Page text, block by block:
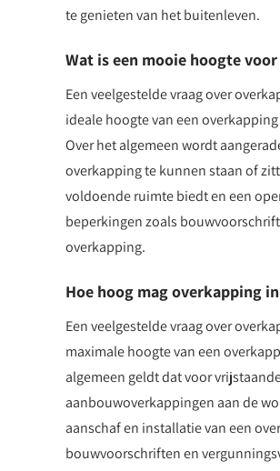
te genieten van het buitenleven.
Wat is een mooie hoogte
Een veelgestelde vraag over
ideale hoogte van een
Over het algemeen wordt
overkapping te kunnen staan of
voldoende ruimte biedt en een
beperkingen zoals
overkapping.
Hoe hoog mag overkapping
Een veelgestelde vraag over
maximale hoogte van een
algemeen geldt dat voor
aanbouwoverkappingen aan de
aanschaf en installatie van een
bouwvoorschriften en